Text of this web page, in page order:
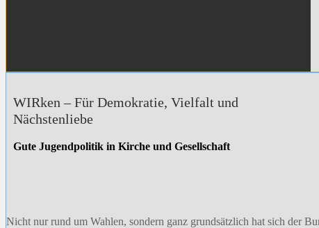
WIRken – Für Demokratie, Vielfalt und
Nächstenliebe
Gute Jugendpolitik in Kirche und Gesellschaft
Nicht nur rund um Wahlen, sondern ganz grundsätzlich hat sich der